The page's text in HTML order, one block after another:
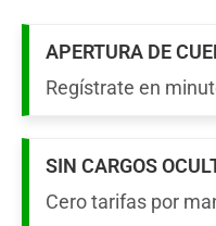
APERTURA DE
Regístrate en
SIN CARGOS
Cero tarifas por